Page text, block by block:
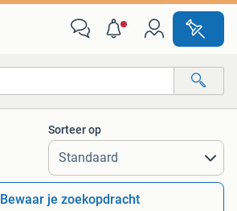
Alle afstanden…
Sorteer op
Bewaar je zoekopdracht